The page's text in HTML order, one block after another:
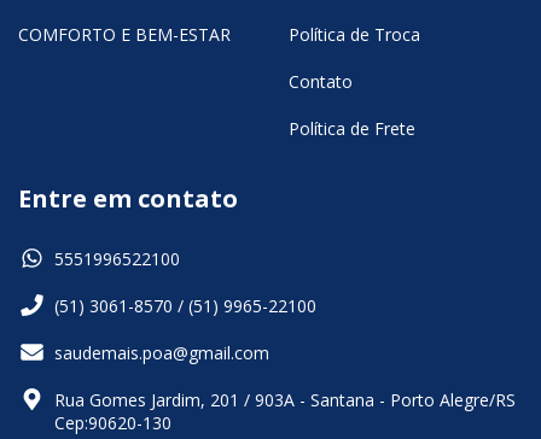
COMFORTO E BEM-ESTAR Política de Troca
Contato
Política de Frete
Entre em contato
5551996522100
(51) 3061-8570 / (51) 9965-22100
saudemais.poa@gmail.com
Rua Gomes Jardim, 201 / 903A - Santana - Porto Alegre/RS
Cep:90620-130